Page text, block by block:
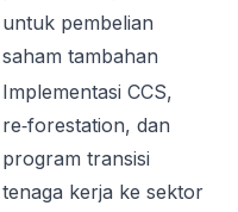
untuk pembelian
saham tambahan
Implementasi CCS,
re‑forestation, dan
program transisi
tenaga kerja ke sektor